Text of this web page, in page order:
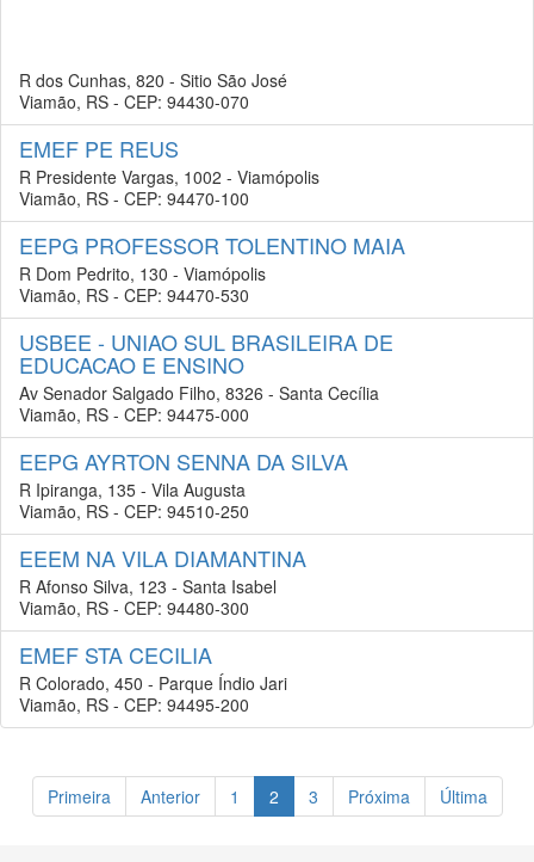
R dos Cunhas, 820 - Sitio São José
Viamão, RS - CEP: 94430-070
EMEF PE REUS
R Presidente Vargas, 1002 - Viamópolis
Viamão, RS - CEP: 94470-100
EEPG PROFESSOR TOLENTINO MAIA
R Dom Pedrito, 130 - Viamópolis
Viamão, RS - CEP: 94470-530
USBEE - UNIAO SUL BRASILEIRA DE
EDUCACAO E ENSINO
Av Senador Salgado Filho, 8326 - Santa Cecília
Viamão, RS - CEP: 94475-000
EEPG AYRTON SENNA DA SILVA
R Ipiranga, 135 - Vila Augusta
Viamão, RS - CEP: 94510-250
EEEM NA VILA DIAMANTINA
R Afonso Silva, 123 - Santa Isabel
Viamão, RS - CEP: 94480-300
EMEF STA CECILIA
R Colorado, 450 - Parque Índio Jari
Viamão, RS - CEP: 94495-200
Primeira Anterior 1 2 3 Próxima Última